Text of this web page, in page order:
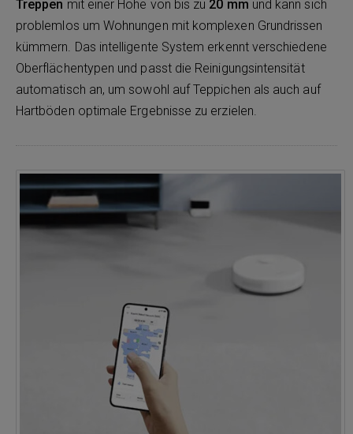
Treppen mit einer Höhe von bis zu 20 mm und kann sich
problemlos um Wohnungen mit komplexen Grundrissen
kümmern. Das intelligente System erkennt verschiedene
Oberflächentypen und passt die Reinigungsintensität
automatisch an, um sowohl auf Teppichen als auch auf
Hartböden optimale Ergebnisse zu erzielen.